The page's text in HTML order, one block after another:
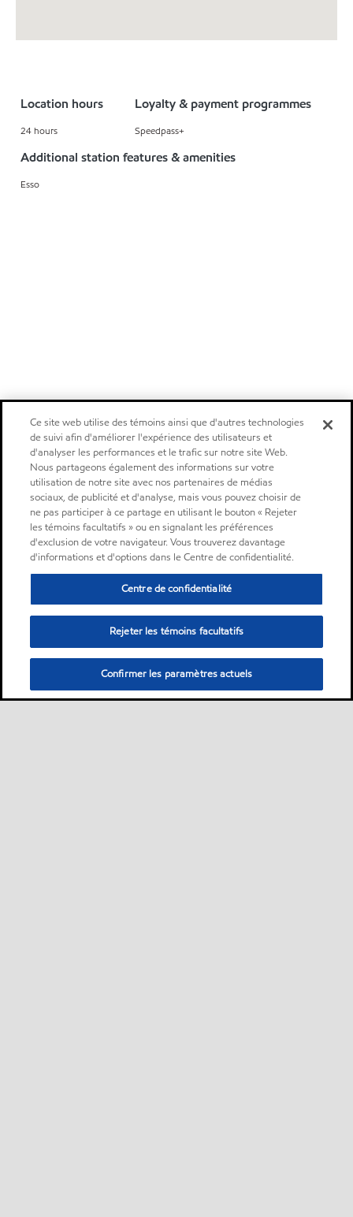
Location hours
24 hours
Loyalty & payment programmes
Speedpass+
Additional station features & amenities
Esso
Ce site web utilise des témoins ainsi que d'autres technologies
de suivi afin d'améliorer l'expérience des utilisateurs et
d'analyser les performances et le trafic sur notre site Web.
Nous partageons également des informations sur votre
utilisation de notre site avec nos partenaires de médias
sociaux, de publicité et d'analyse, mais vous pouvez choisir de
ne pas participer à ce partage en utilisant le bouton « Rejeter
les témoins facultatifs » ou en signalant les préférences
d'exclusion de votre navigateur. Vous trouverez davantage
d'informations et d'options dans le Centre de confidentialité.
Centre de confidentialité
Rejeter les témoins facultatifs
Confirmer les paramètres actuels